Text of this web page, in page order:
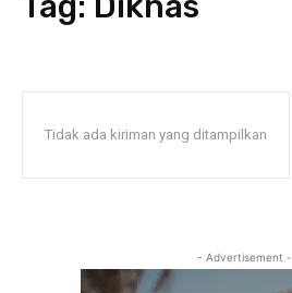
Tidak ada kiriman yang ditampilkan
- Advertisement -